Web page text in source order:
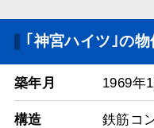
｢神宮ハイツ｣の
築年月 1969年
構造 鉄筋コ